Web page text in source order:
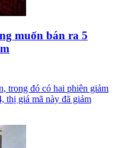
muốn bán ra 5
trong đó có hai phiên giảm
thị giá mã này đã giảm